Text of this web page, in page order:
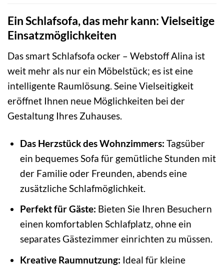
Ein Schlafsofa, das mehr kann: Vielseitige
Einsatzmöglichkeiten
Das smart Schlafsofa ocker – Webstoff Alina ist
weit mehr als nur ein Möbelstück; es ist eine
intelligente Raumlösung. Seine Vielseitigkeit
eröffnet Ihnen neue Möglichkeiten bei der
Gestaltung Ihres Zuhauses.
Das Herzstück des Wohnzimmers: Tagsüber
ein bequemes Sofa für gemütliche Stunden mit
der Familie oder Freunden, abends eine
zusätzliche Schlafmöglichkeit.
Perfekt für Gäste: Bieten Sie Ihren Besuchern
einen komfortablen Schlafplatz, ohne ein
separates Gästezimmer einrichten zu müssen.
Kreative Raumnutzung: Ideal für kleine